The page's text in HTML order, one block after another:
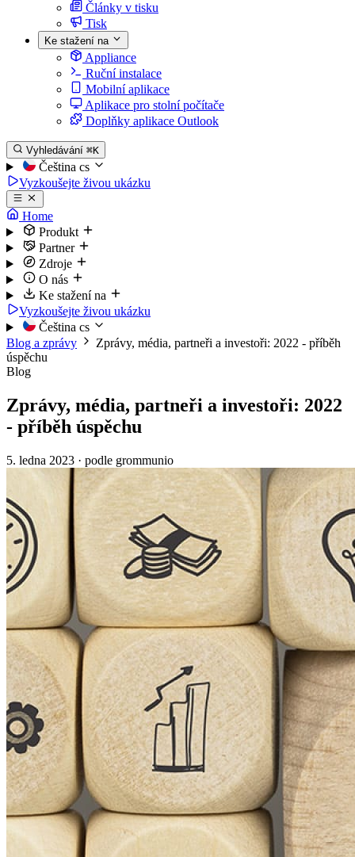
Články v tisku
Tisk
Ke stažení na
Appliance
Ruční instalace
Mobilní aplikace
Aplikace pro stolní počítače
Doplňky aplikace Outlook
Vyhledávání ⌘K
Čeština cs
Vyzkoušejte živou ukázku
Home
Produkt
Partner
Zdroje
O nás
Ke stažení na
Vyzkoušejte živou ukázku
Čeština cs
Blog a zprávy
Zprávy, média, partneři a investoři: 2022 - příběh
úspěchu
Blog
Zprávy, média, partneři a investoři: 2022
- příběh úspěchu
5. ledna 2023 · podle grommunio